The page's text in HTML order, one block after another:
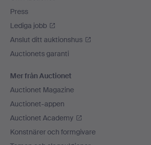
Press
Lediga jobb
Anslut ditt auktionshus
Auctionets garanti
Mer från Auctionet
Auctionet Magazine
Auctionet-appen
Auctionet Academy
Konstnärer och formgivare